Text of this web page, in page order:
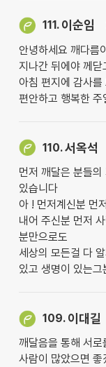
111. 이순임
안녕하세요 깨다름
지나간 뒤에야 께
아침 편지에 감사를
편안하고 행복한 주
110.서옥석
먼저 깨달은 분들
있습니다
아 ! 먼저계신분 먼
내어 주신분 먼저
분만으로도
세상의 모든걸 다
있고 생명이 있는
109. 이대길
깨달음을 통해 서
사람이 많았으면 좋